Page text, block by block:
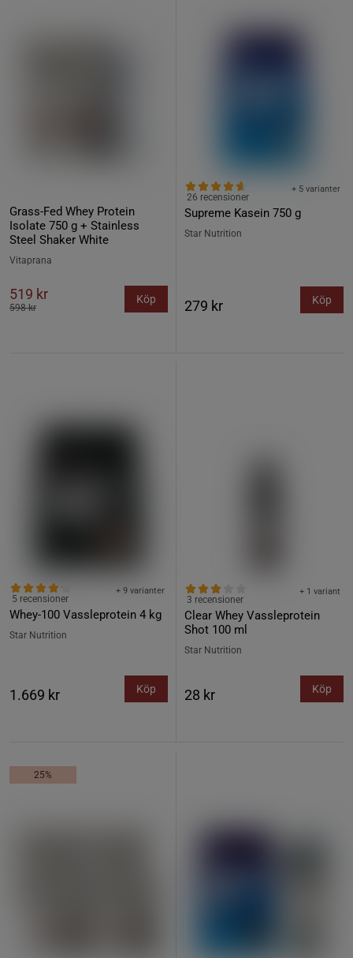
Grass-Fed Whey Protein
Isolate 750 g + Stainless
Steel Shaker White
Vitaprana
519 kr
598 kr
Köp
Supreme Kasein 750 g
+ 5 varianter
26 recensioner
Star Nutrition
279 kr Köp
Whey-100 Vassleprotein 4 kg
+ 9 varianter
5 recensioner
Star Nutrition
1.669 kr Köp
Clear Whey Vassleprotein
Shot 100 ml
+ 1 variant
3 recensioner
Star Nutrition
28 kr Köp
25%